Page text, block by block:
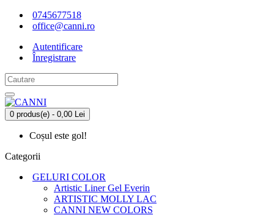
0745677518
office@canni.ro
Autentificare
Înregistrare
0 produs(e) - 0,00 Lei
Coșul este gol!
Categorii
GELURI COLOR
Artistic Liner Gel Everin
ARTISTIC MOLLY LAC
CANNI NEW COLORS